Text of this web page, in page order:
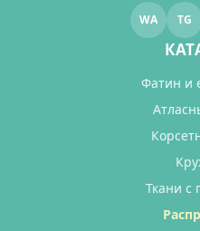
WA TG
Фатин и
Ткани с